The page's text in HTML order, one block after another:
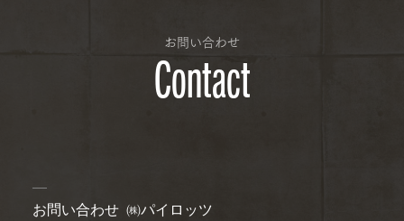
お問い合わせ
Contact
お問い合わせ ㈱パイロッツ